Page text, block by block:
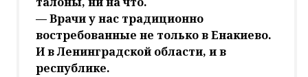
— Врачи у нас традиционно
востребованные не только в Енакиево.
И в Ленинградской области, и в
республике.